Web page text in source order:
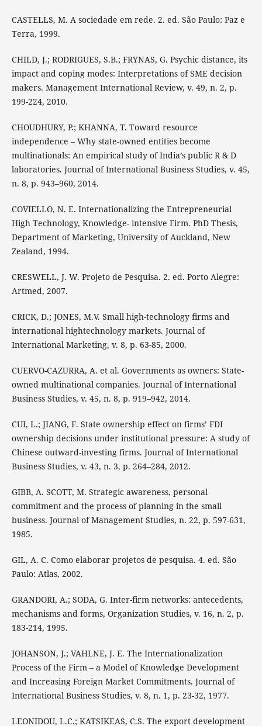
CASTELLS, M. A sociedade em rede. 2. ed. São Paulo: Paz e
Terra, 1999.
CHILD, J.; RODRIGUES, S.B.; FRYNAS, G. Psychic distance, its
impact and coping modes: Interpretations of SME decision
makers. Management International Review, v. 49, n. 2, p.
199-224, 2010.
CHOUDHURY, P.; KHANNA, T. Toward resource
independence – Why state-owned entities become
multinationals: An empirical study of India’s public R & D
laboratories. Journal of International Business Studies, v. 45,
n. 8, p. 943–960, 2014.
COVIELLO, N. E. Internationalizing the Entrepreneurial
High Technology, Knowledge- intensive Firm. PhD Thesis,
Department of Marketing, University of Auckland, New
Zealand, 1994.
CRESWELL, J. W. Projeto de Pesquisa. 2. ed. Porto Alegre:
Artmed, 2007.
CRICK, D.; JONES, M.V. Small high-technology firms and
international hightechnology markets. Journal of
International Marketing, v. 8, p. 63-85, 2000.
CUERVO-CAZURRA, A. et al. Governments as owners: State-
owned multinational companies. Journal of International
Business Studies, v. 45, n. 8, p. 919–942, 2014.
CUI, L.; JIANG, F. State ownership effect on firms’ FDI
ownership decisions under institutional pressure: A study of
Chinese outward-investing firms. Journal of International
Business Studies, v. 43, n. 3, p. 264–284, 2012.
GIBB, A. SCOTT, M. Strategic awareness, personal
commitment and the process of planning in the small
business. Journal of Management Studies, n. 22, p. 597-631,
1985.
GIL, A. C. Como elaborar projetos de pesquisa. 4. ed. São
Paulo: Atlas, 2002.
GRANDORI, A.; SODA, G. Inter-firm networks: antecedents,
mechanisms and forms, Organization Studies, v. 16, n. 2, p.
183-214, 1995.
JOHANSON, J.; VAHLNE, J. E. The Internationalization
Process of the Firm – a Model of Knowledge Development
and Increasing Foreign Market Commitments. Journal of
International Business Studies, v. 8, n. 1, p. 23-32, 1977.
LEONIDOU, L.C.; KATSIKEAS, C.S. The export development